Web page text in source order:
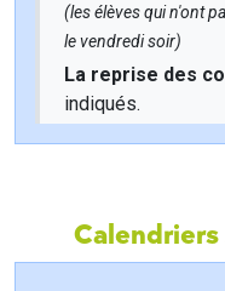
(les élèves qui n'ont
le vendredi soir)
La reprise des
indiqués.